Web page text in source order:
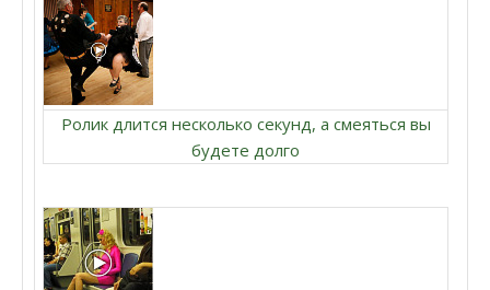
Ролик длится несколько секунд, а смеяться вы
будете долго